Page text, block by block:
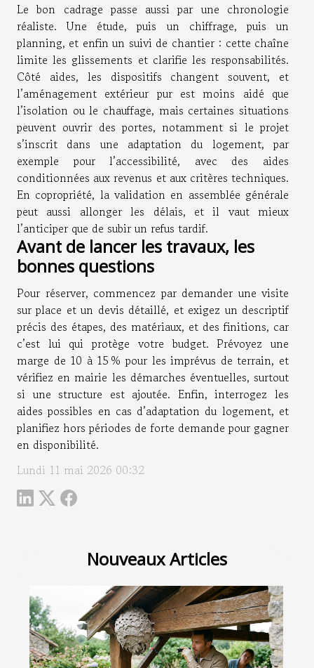
Le bon cadrage passe aussi par une chronologie
réaliste. Une étude, puis un chiffrage, puis un
planning, et enfin un suivi de chantier : cette chaîne
limite les glissements et clarifie les responsabilités.
Côté aides, les dispositifs changent souvent, et
l’aménagement extérieur pur est moins aidé que
l’isolation ou le chauffage, mais certaines situations
peuvent ouvrir des portes, notamment si le projet
s’inscrit dans une adaptation du logement, par
exemple pour l’accessibilité, avec des aides
conditionnées aux revenus et aux critères techniques.
En copropriété, la validation en assemblée générale
peut aussi allonger les délais, et il vaut mieux
l’anticiper que de subir un refus tardif.
Avant de lancer les travaux, les
bonnes questions
Pour réserver, commencez par demander une visite
sur place et un devis détaillé, et exigez un descriptif
précis des étapes, des matériaux, et des finitions, car
c’est lui qui protège votre budget. Prévoyez une
marge de 10 à 15 % pour les imprévus de terrain, et
vérifiez en mairie les démarches éventuelles, surtout
si une structure est ajoutée. Enfin, interrogez les
aides possibles en cas d’adaptation du logement, et
planifiez hors périodes de forte demande pour gagner
en disponibilité.
Lundi 11 mai 2026 00:32
Nouveaux Articles